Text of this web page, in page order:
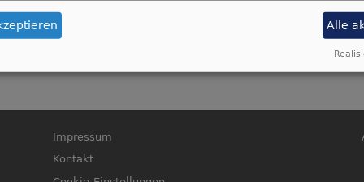
und Freizeiten
Fußbereichsmenü
Impressum
Kontakt
Alle